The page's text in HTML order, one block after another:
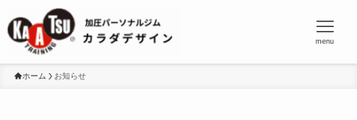
menu
ホーム お知らせ